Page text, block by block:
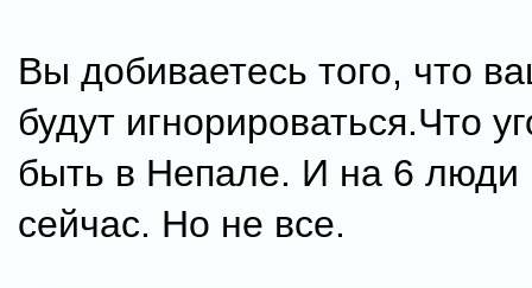
Вы добиваетесь того, что
будут игнорироваться.Что
быть в Непале. И на 6 люди
сейчас. Но не все.